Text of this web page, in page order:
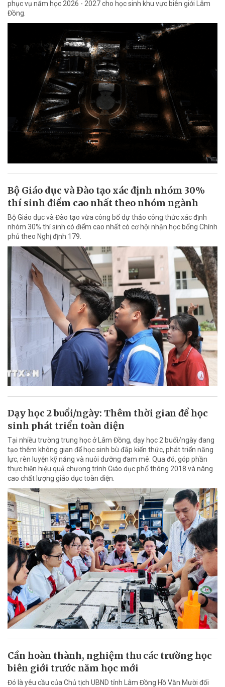
phục vụ năm học 2026 - 2027 cho học sinh khu vực biên giới Lâm
Đồng.
Bộ Giáo dục và Đào tạo xác định nhóm 30%
thí sinh điểm cao nhất theo nhóm ngành
Bộ Giáo dục và Đào tạo vừa công bố dự thảo công thức xác định
nhóm 30% thí sinh có điểm cao nhất có cơ hội nhận học bổng Chính
phủ theo Nghị định 179.
Dạy học 2 buổi/ngày: Thêm thời gian để học
sinh phát triển toàn diện
Tại nhiều trường trung học ở Lâm Đồng, dạy học 2 buổi/ngày đang
tạo thêm không gian để học sinh bù đắp kiến thức, phát triển năng
lực, rèn luyện kỹ năng và nuôi dưỡng đam mê. Qua đó, góp phần
thực hiện hiệu quả chương trình Giáo dục phổ thông 2018 và nâng
cao chất lượng giáo dục toàn diện.
Cần hoàn thành, nghiệm thu các trường học
biên giới trước năm học mới
Đó là yêu cầu của Chủ tịch UBND tỉnh Lâm Đồng Hồ Văn Mười đối